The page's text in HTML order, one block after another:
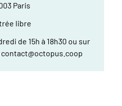
Paris
libre
de 15h à 18h30 ou sur
contact@octopus.coop